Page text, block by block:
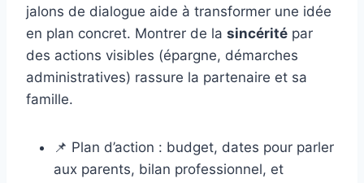
jalons de dialogue aide à transformer une idée
en plan concret. Montrer de la sincérité par
des actions visibles (épargne, démarches
administratives) rassure la partenaire et sa
famille.
📌 Plan d’action : budget, dates pour parler
aux parents, bilan professionnel, et